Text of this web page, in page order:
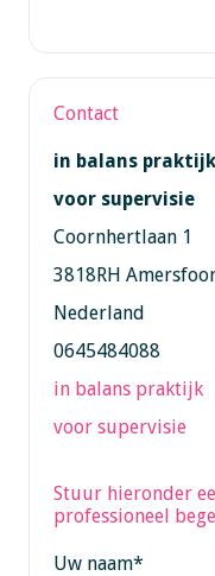
Contact
in balans praktijk
voor supervisie
Coornhertlaan 1
3818RH
Nederland
0645484088
in balans praktijk
voor supervisie
Stuur hieronder
professioneel
Uw naam*